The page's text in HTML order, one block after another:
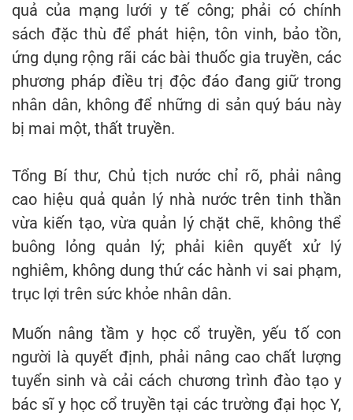
quả của mạng lưới y tế công; phải có chính
sách đặc thù để phát hiện, tôn vinh, bảo tồn,
ứng dụng rộng rãi các bài thuốc gia truyền, các
phương pháp điều trị độc đáo đang giữ trong
nhân dân, không để những di sản quý báu này
bị mai một, thất truyền.
Tổng Bí thư, Chủ tịch nước chỉ rõ, phải nâng
cao hiệu quả quản lý nhà nước trên tinh thần
vừa kiến tạo, vừa quản lý chặt chẽ, không thể
buông lỏng quản lý; phải kiên quyết xử lý
nghiêm, không dung thứ các hành vi sai phạm,
trục lợi trên sức khỏe nhân dân.
Muốn nâng tầm y học cổ truyền, yếu tố con
người là quyết định, phải nâng cao chất lượng
tuyển sinh và cải cách chương trình đào tạo y
bác sĩ y học cổ truyền tại các trường đại học Y,